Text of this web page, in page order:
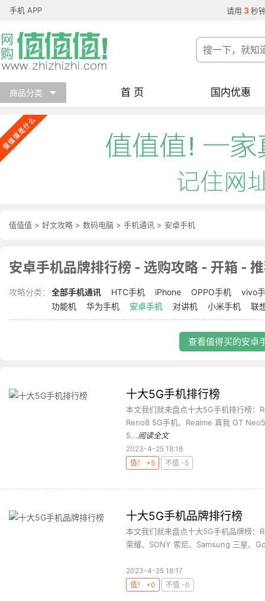
手机 APP 请用 3 秒
商品分类 首 页 国内优惠
值值值 > 好文攻略 > 数码电脑 > 手机通讯 > 安卓手机
安卓手机品牌排行榜 - 选购攻略 - 开箱 -
攻略分类： 全部手机通讯 HTC手机 iPhone OPPO手机
vivo
功能机
华为手机 安卓手机 对讲机 小米手机 联
查看值得买的安卓
十大5G手机排行榜
本文我们就来盘点十大5G手机排行榜
Reno8 5G手机、Realme 真我 GT
5...阅读全文
2023-4-25 18:18
值！ +5
不值 -5
十大5G手机品牌排行榜
本文我们就来盘点十大5G手机品牌榜
荣耀、SONY 索尼、Samsung 三星、
2023-4-25 18:17
值！ +0
不值 -0